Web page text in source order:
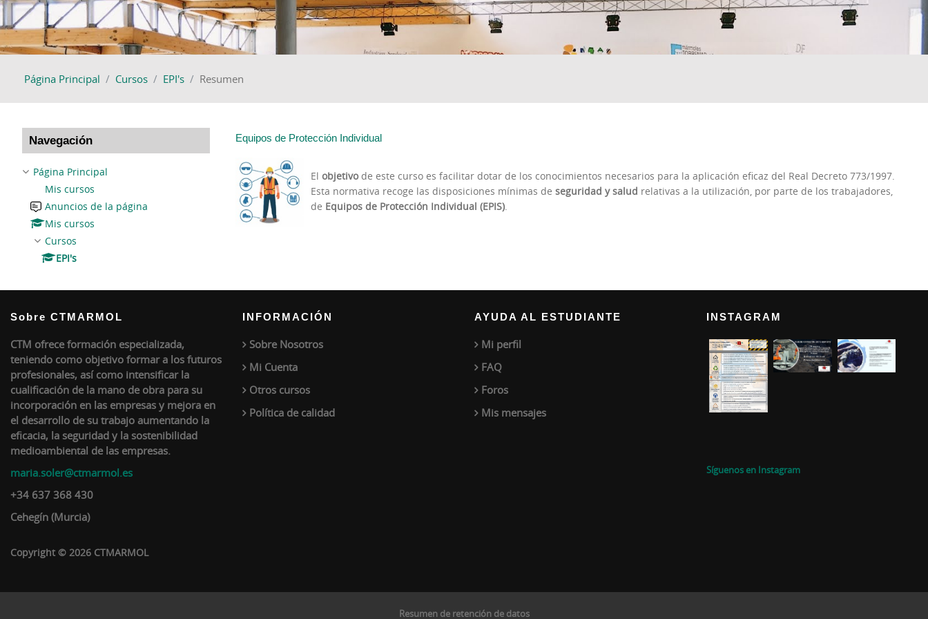
Página Principal Cursos EPI's Resumen
Equipos de Protección Individual
Elobjetivode este curso es facilitar dotar de los conocimientos necesarios para la aplicación eficaz del Real Decreto 773/1997.
Esta normativa recoge las disposiciones mínimas deseguridad y salud relativas a la utilización, por parte de los trabajadores,
de Equipos de Protección Individual (EPIS).
Navegación
Página Principal
Mis cursos
Anuncios de la página
Mis cursos
Cursos
EPI's
Sobre CTMARMOL
CTM ofrece formación especializada,
teniendo como objetivo formar a los futuros
profesionales, así como intensificar la
cualificación de la mano de obra para su
incorporación en las empresas y mejora en
el desarrollo de su trabajo aumentando la
eficacia, la seguridad y la sostenibilidad
medioambiental de las empresas.
maria.soler@ctmarmol.es
+34 637 368 430
Cehegín (Murcia)
INFORMACIÓN
Sobre Nosotros
Mi Cuenta
Otros cursos
Política de calidad
AYUDA AL ESTUDIANTE
Mi perfil
FAQ
Foros
Mis mensajes
INSTAGRAM
Síguenos en Instagram
Copyright © 2026 CTMARMOL
Resumen de retención de datos